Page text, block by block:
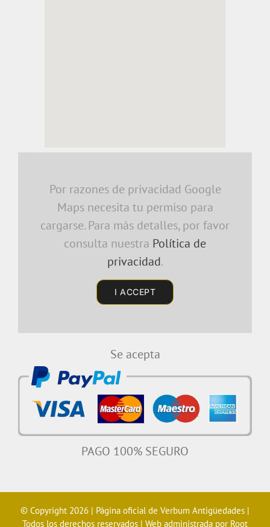
embedding a google map
Por razones de privacidad Google
Maps necesita tu permiso para
cargarse. Para más detalles, por favor
consulta nuestra Política de
privacidad.
I ACCEPT
Se acepta
PAGO 100% SEGURO
© Copyright 2026 | Página oficial de Verbum Antigüedades |
Todos los derechos reservados | Web administrada por Root